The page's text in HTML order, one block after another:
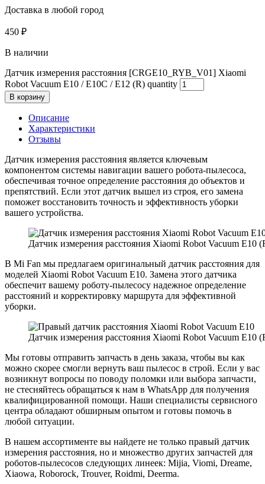
Доставка в любой город
450 ₽
В наличии
Датчик измерения расстояния [CRGE10_RYB_V01] Xiaomi
Robot Vacuum E10 / E10C / E12 (R) quantity
В корзину
Описание
Характеристики
Отзывы
Датчик измерения расстояния является ключевым
компонентом системы навигации вашего робота-пылесоса,
обеспечивая точное определение расстояния до объектов и
препятствий. Если этот датчик вышел из строя, его замена
поможет восстановить точность и эффективность уборки
вашего устройства.
Датчик измерения расстояния Xiaomi Robot Vacuum E10
В Mi Fan мы предлагаем оригинальный датчик расстояния для
моделей Xiaomi Robot Vacuum E10. Замена этого датчика
обеспечит вашему роботу-пылесосу надежное определение
расстояний и корректировку маршрута для эффективной
уборки.
Датчик измерения расстояния Xiaomi Robot Vacuum E10
Мы готовы отправить запчасть в день заказа, чтобы вы как
можно скорее смогли вернуть ваш пылесос в строй. Если у вас
возникнут вопросы по поводу поломки или выбора запчасти,
не стесняйтесь обращаться к нам в WhatsApp для получения
квалифицированной помощи. Наши специалисты сервисного
центра обладают обширным опытом и готовы помочь в
любой ситуации.
В нашем ассортименте вы найдете не только правый датчик
измерения расстояния, но и множество других запчастей для
роботов-пылесосов следующих линеек: Mijia, Viomi, Dreame,
Xiaowa, Roborock, Trouver, Roidmi, Deerma.